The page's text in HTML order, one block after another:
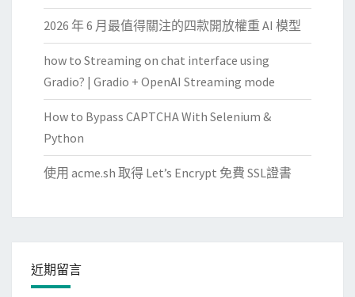
2026 年 6 月最值得關注的四款開放權重 AI 模型
how to Streaming on chat interface using
Gradio? | Gradio + OpenAI Streaming mode
How to Bypass CAPTCHA With Selenium &
Python
使用 acme.sh 取得 Let’s Encrypt 免費 SSL證書
近期留言